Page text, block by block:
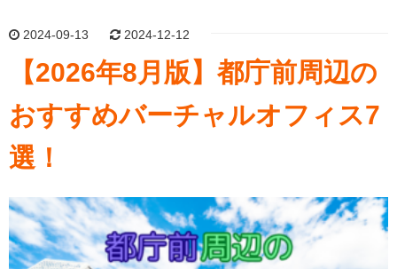
2024-09-13 2024-12-12
【2026年8月版】都庁前周辺の
おすすめバーチャルオフィス7
選！